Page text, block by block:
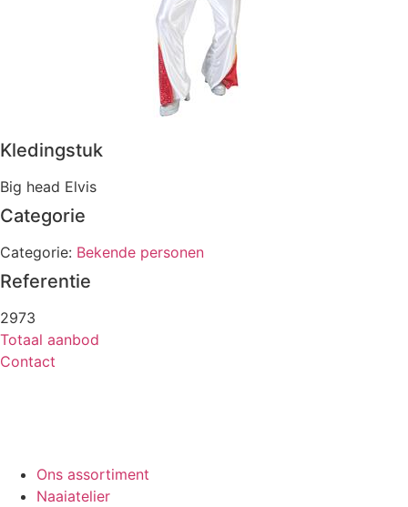
Kledingstuk
Big head Elvis
Categorie
Categorie: Bekende personen
Referentie
2973
Totaal aanbod
Contact
Ons assortiment
Naaiatelier